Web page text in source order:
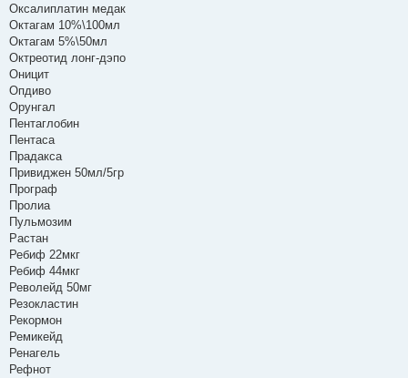
Оксалиплатин медак
Октагам 10%\100мл
Октагам 5%\50мл
Октреотид лонг-дэпо
Оницит
Опдиво
Орунгал
Пентаглобин
Пентаса
Прадакса
Привиджен 50мл/5гр
Програф
Пролиа
Пульмозим
Растан
Ребиф 22мкг
Ребиф 44мкг
Револейд 50мг
Резокластин
Рекормон
Ремикейд
Ренагель
Рефнот